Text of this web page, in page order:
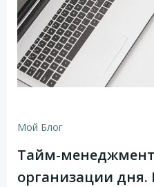
Мой Блог
Тайм-
организации дня.